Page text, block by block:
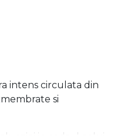
intens circulata din
si
in cadrul celui